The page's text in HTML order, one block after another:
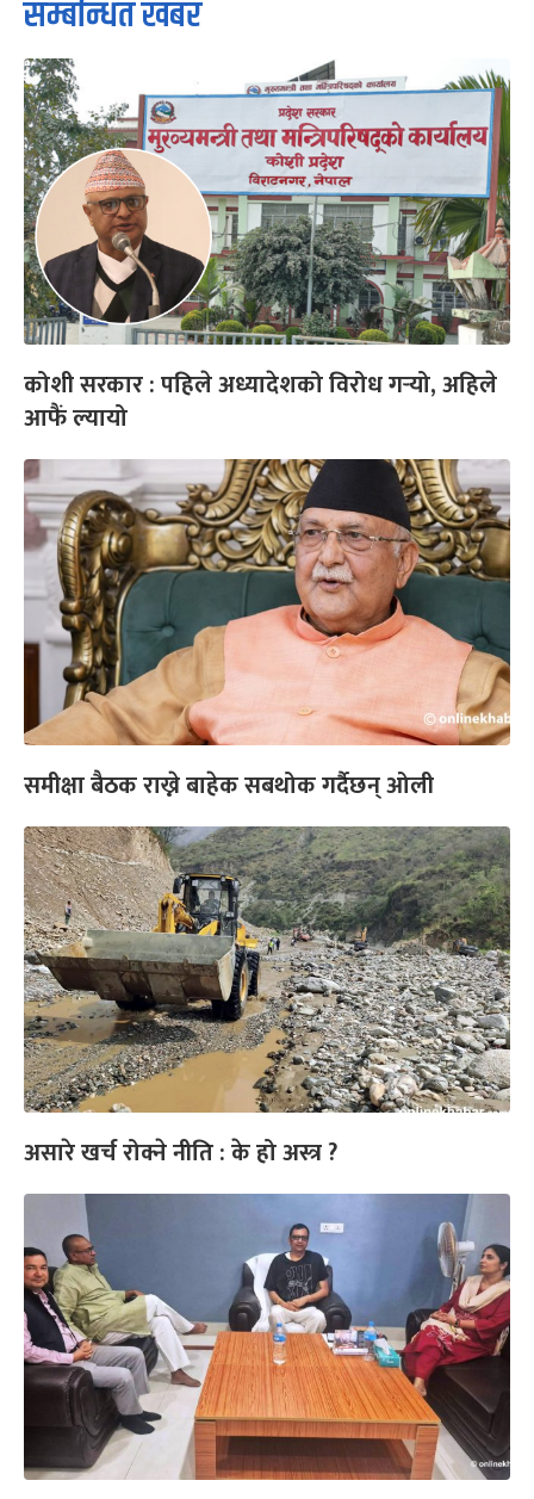
सम्बन्धित खबर
कोशी सरकार : पहिले अध्यादेशको विरोध गर्‍यो, अहिले
आफैं ल्यायो
समीक्षा बैठक राख्ने बाहेक सबथोक गर्दैछन् ओली
असारे खर्च रोक्ने नीति : के हो अस्त्र ?